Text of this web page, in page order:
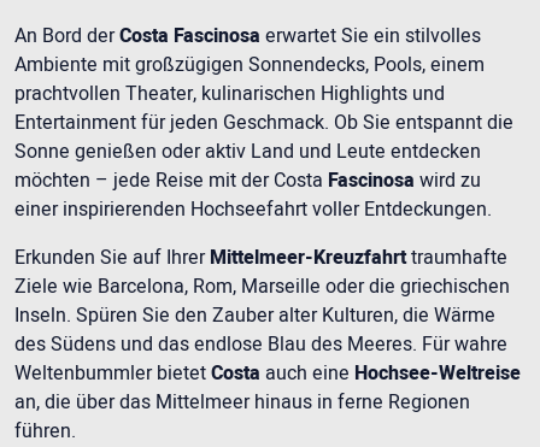
An Bord derCosta Fascinosa erwartet Sie ein stilvolles
Ambiente mit großzügigen Sonnendecks, Pools, einem
prachtvollen Theater, kulinarischen Highlights und
Entertainment für jeden Geschmack. Ob Sie entspannt die
Sonne genießen oder aktiv Land und Leute entdecken
möchten – jede Reise mit der Costa Fascinosa wird zu
einer inspirierenden Hochseefahrt voller Entdeckungen.
Erkunden Sie auf IhrerMittelmeer-Kreuzfahrttraumhafte
Ziele wie Barcelona, Rom, Marseille oder die griechischen
Inseln. Spüren Sie den Zauber alter Kulturen, die Wärme
des Südens und das endlose Blau des Meeres. Für wahre
Weltenbummler bietetCosta auch eine Hochsee-Weltreise
an, die über das Mittelmeer hinaus in ferne Regionen
führen.